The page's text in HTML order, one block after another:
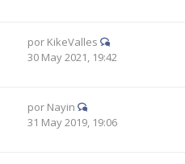
por KikeValles
30 May 2021, 19:42
por Nayin
31 May 2019, 19:06